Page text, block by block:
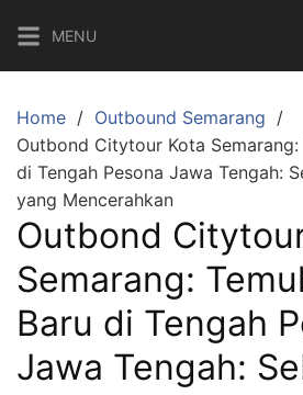
content
MENU
Home
Outbound Semarang
Outbond Citytour Kota Semarang:
di Tengah Pesona Jawa Tengah:
yang Mencerahkan
Outbond
Semarang:
Baru di Tengah
Jawa Tengah: